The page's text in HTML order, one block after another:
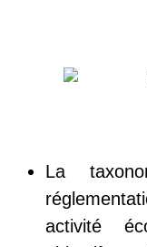
La
activité